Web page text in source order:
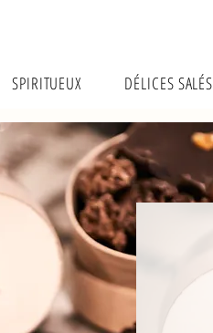
SPIRITUEUX DÉLICES SALÉS